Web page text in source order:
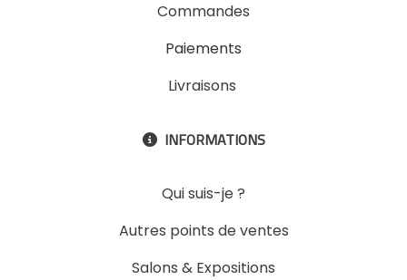
Commandes
Paiements
Livraisons
 INFORMATIONS
Qui suis-je ?
Autres points de ventes
Salons & Expositions